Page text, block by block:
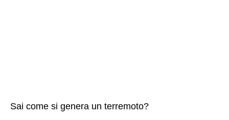
Sai come si genera un terremoto?